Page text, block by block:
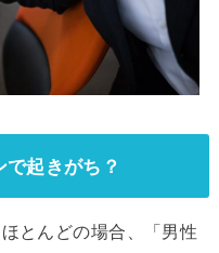
起きがち？
とんどの場合、「男性